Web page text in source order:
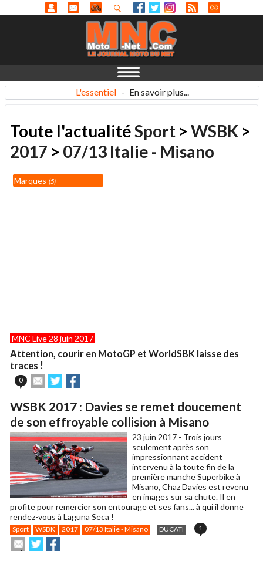
L'essentiel - En savoir plus...
Toute l'actualitéSport > WSBK >
2017 > 07/13 Italie - Misano
Marques 5
MNC Live 28 juin 2017
Attention, courir en MotoGP et WorldSBK laisse des
traces !
0
Envoyer
cet
à
un
ami
Partager
sur sur
WSBK 2017 : Davies se remet doucement
de son effroyable collision à Misano
23 juin 2017 - Trois jours
seulement après son
impressionnant accident
intervenu à la toute fin de la
première manche Superbike à
Misano, Chaz Davies est revenu
en images sur sa chute. Il en
profite pour remercier son entourage et ses fans... à qui il donne
rendez-vous à Laguna Seca !
Sport WSBK 2017 07/13 Italie - Misano DUCATI 1
Envoyer
cet
Partager
sur
sur